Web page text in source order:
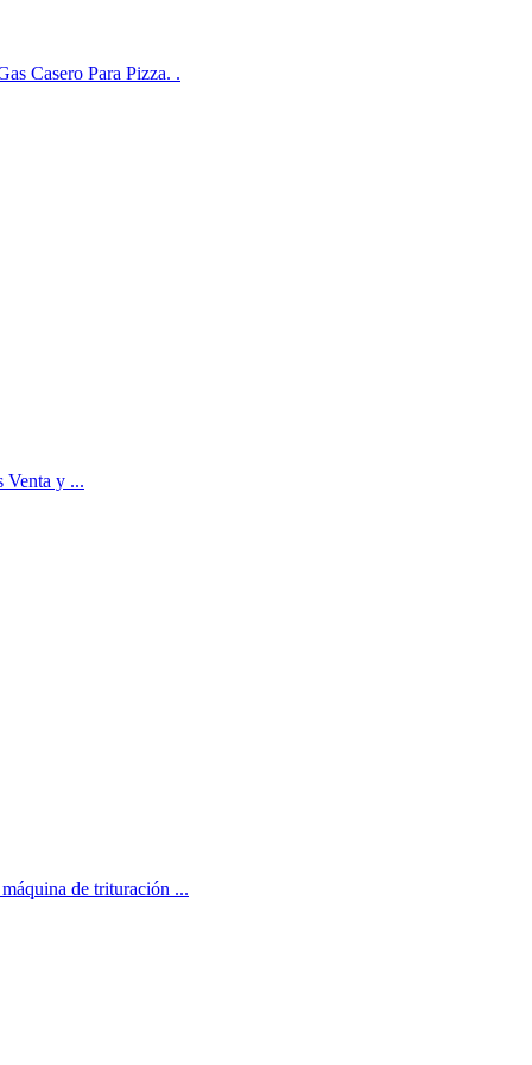
Casero Para Pizza. .
Venta y ...
de trituración ...